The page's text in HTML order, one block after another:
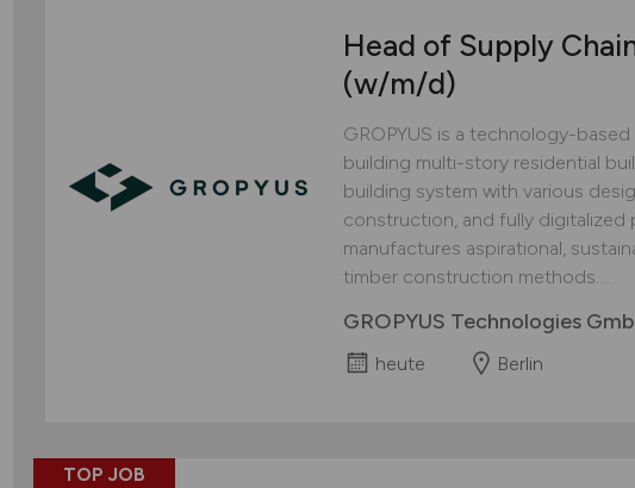
Head of Supply
(w/m/d)
GROPYUS is a technology-
building multi-story residential
building system with various
construction, and fully digitalized
manufactures aspirational,
timber construction methods....
GROPYUS Technologies
heute Berlin
TOP JOB